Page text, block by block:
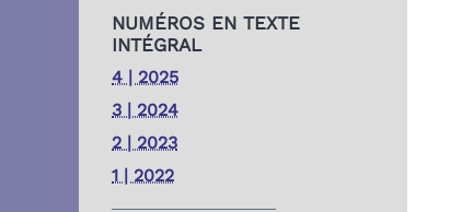
NUMÉROS EN TEXTE
INTÉGRAL
4 | 2025
3 | 2024
2 | 2023
1 | 2022